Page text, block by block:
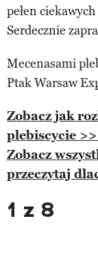
pełen
Serdecznie
Mecenasami
Ptak Warsaw
Zobacz jak
plebiscycie
Zobacz
przeczytaj
1 z 8